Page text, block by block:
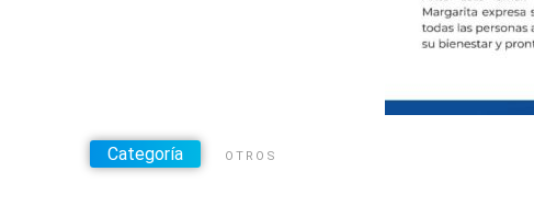
Categoría OTROS